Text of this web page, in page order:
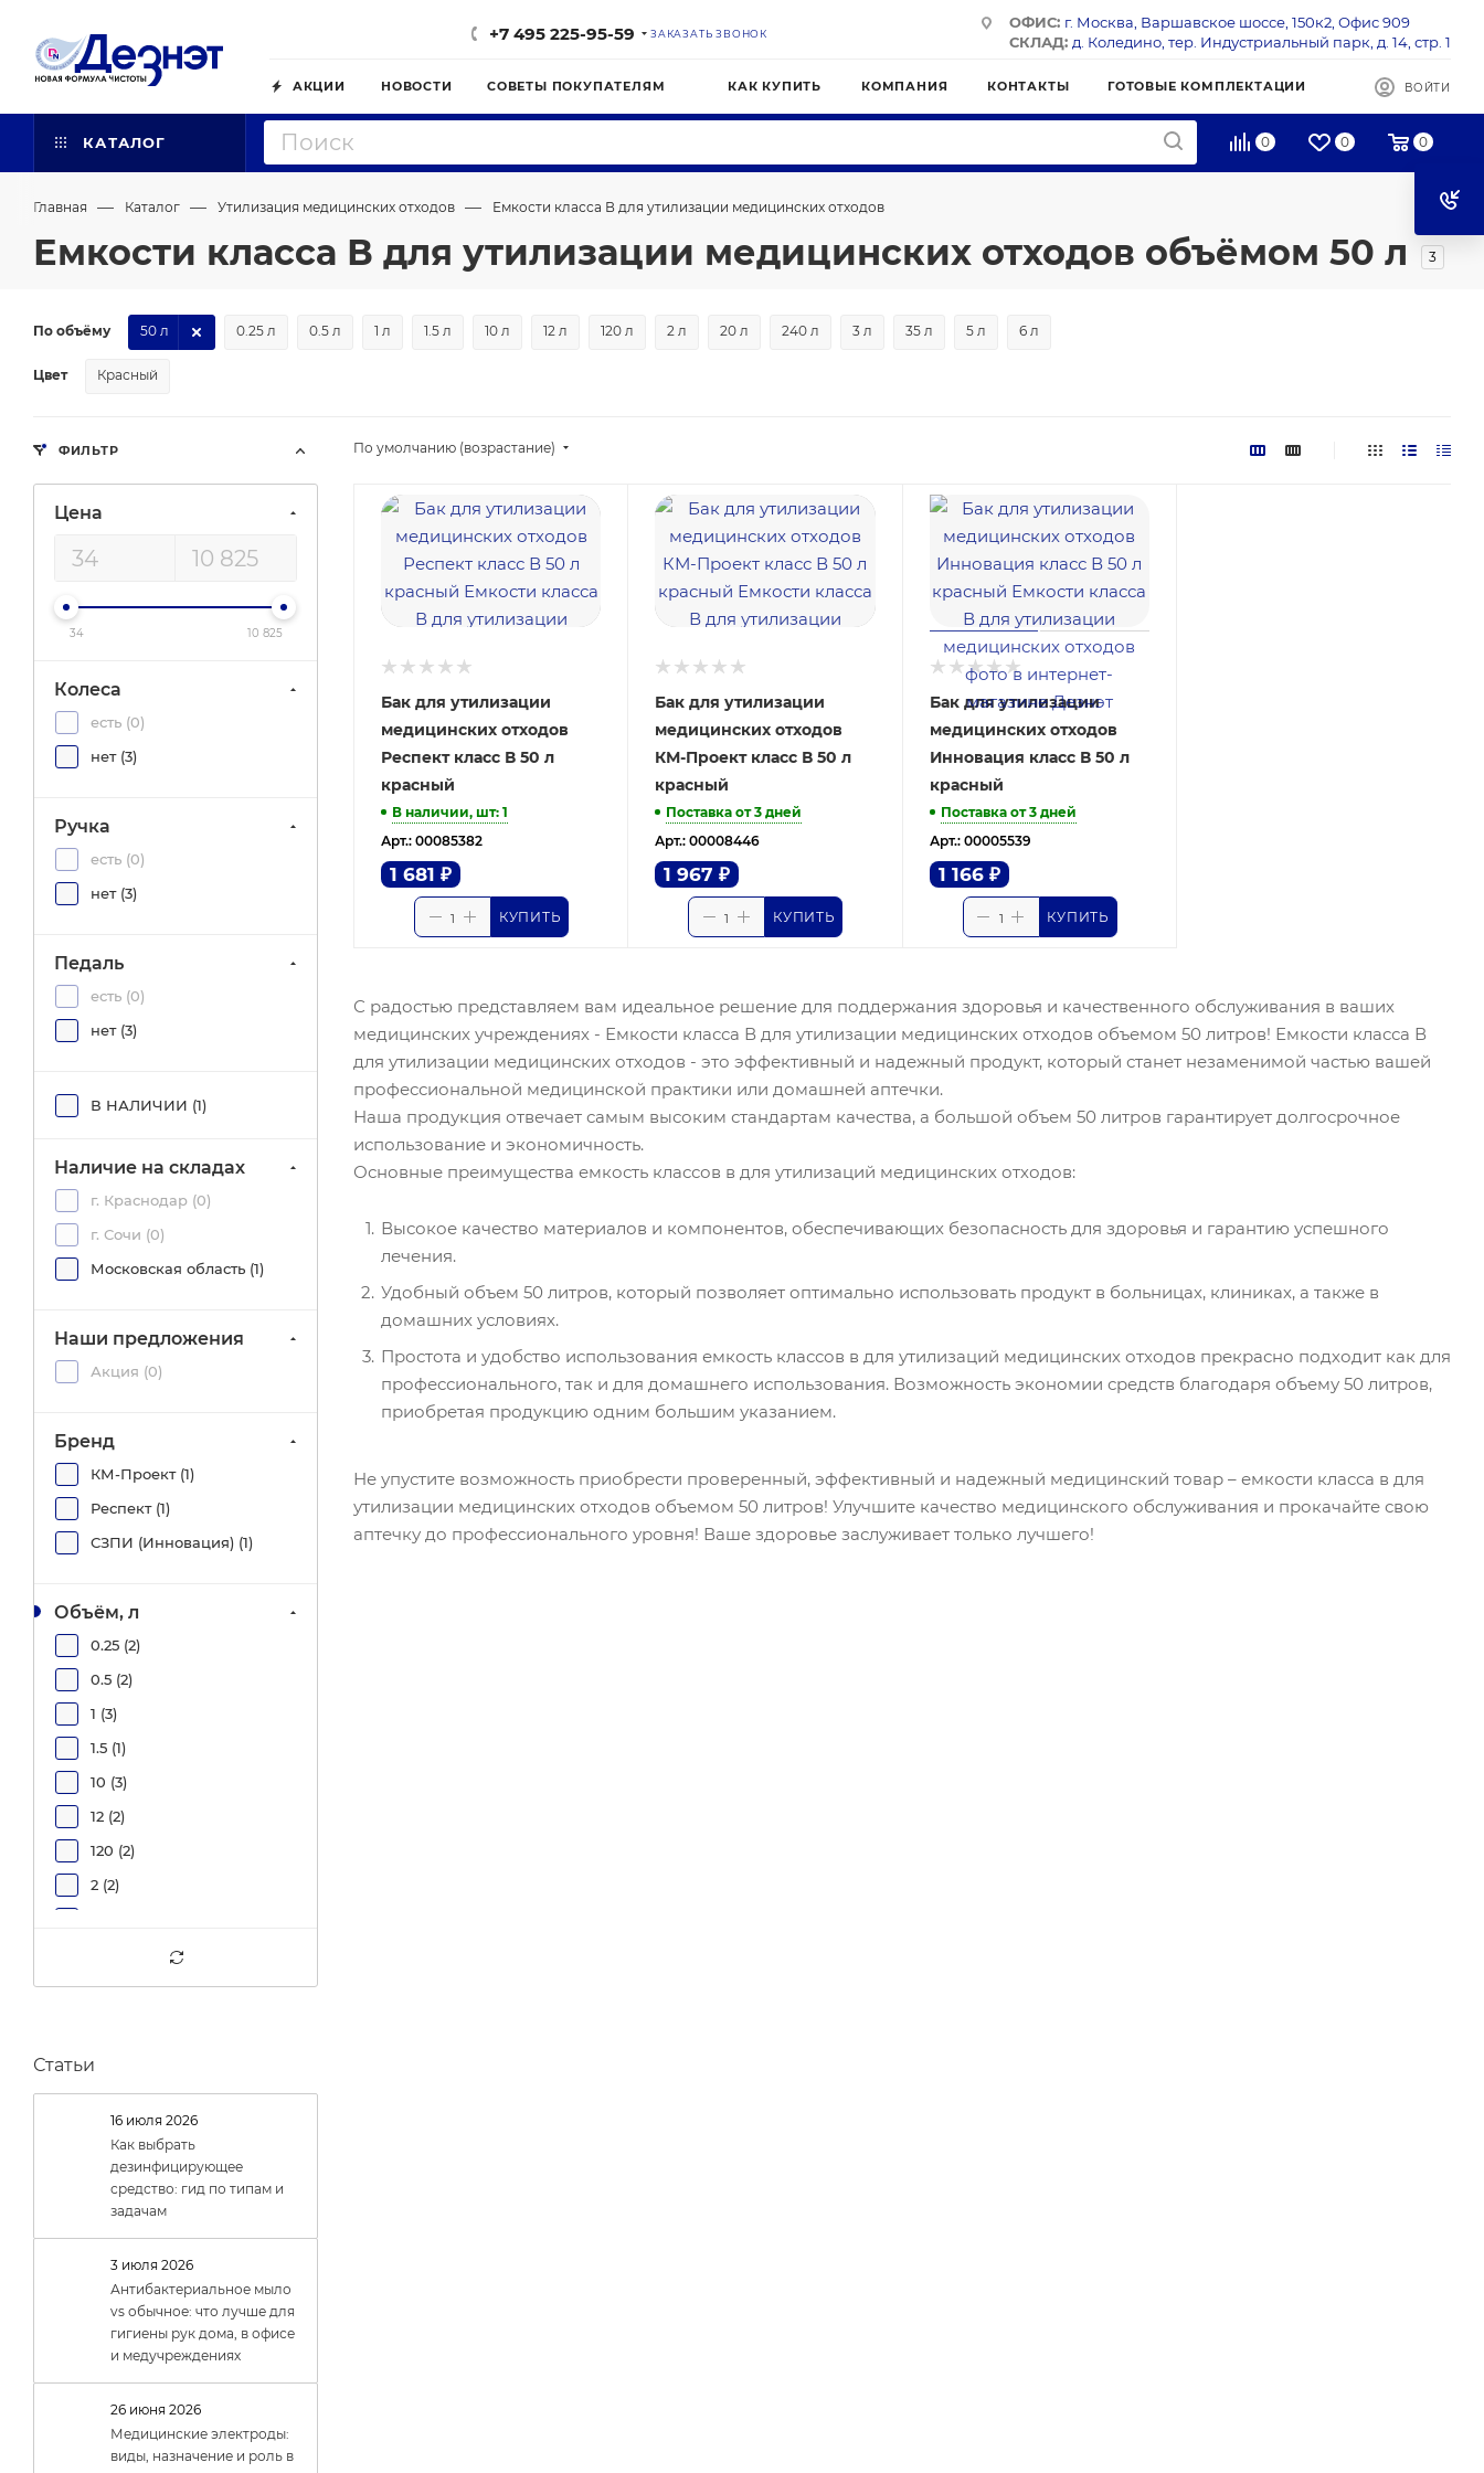
+7 495 225-95-59 ЗАКАЗАТЬ ЗВОНОК
ОФИС: г. Москва, Варшавское шоссе, 150к2, Офис 909
СКЛАД: д. Коледино, тер. Индустриальный парк, д. 14, стр. 1
АКЦИИ НОВОСТИ СОВЕТЫ ПОКУПАТЕЛЯМ КАК КУПИТЬ КОМПАНИЯ КОНТАКТЫ ГОТОВЫЕ КОМПЛЕКТАЦИИ ВОЙТИ
КАТАЛОГ 0 0 0
Главная — Каталог — Утилизация медицинских отходов — Емкости класса В для утилизации медицинских отходов
Емкости класса В для утилизации медицинских отходов объёмом 50 л 3
По объёму 0.25 л 0.5 л 1 л 1.5 л 10 л 12 л 120 л 2 л 20 л 240 л 3 л 35 л 5 л
50 л 6 л
Цвет Красный
По умолчанию (возрастание)
Бак для утилизации
медицинских отходов
Респект класс В 50 л
красный
В наличии, шт: 1
Арт.: 00085382
1 681 ₽
КУПИТЬ
Бак для утилизации
медицинских отходов
КМ-Проект класс В 50 л
красный
Поставка от 3 дней
Арт.: 00008446
1 967 ₽
КУПИТЬ
Бак для утилизации
медицинских отходов
Инновация класс В 50 л
красный
Поставка от 3 дней
Арт.: 00005539
1 166₽
КУПИТЬ
С радостью представляем вам идеальное решение для поддержания здоровья и качественного обслуживания в ваших
медицинских учреждениях - Емкости класса В для утилизации медицинских отходов объемом 50 литров! Емкости класса В
для утилизации медицинских отходов - это эффективный и надежный продукт, который станет незаменимой частью вашей
профессиональной медицинской практики или домашней аптечки.
Наша продукция отвечает самым высоким стандартам качества, а большой объем 50 литров гарантирует долгосрочное
использование и экономичность.
Основные преимущества емкость классов в для утилизаций медицинских отходов:
Высокое качество материалов и компонентов, обеспечивающих безопасность для здоровья и гарантию успешного
лечения.
Удобный объем 50 литров, который позволяет оптимально использовать продукт в больницах, клиниках, а также в
домашних условиях.
Простота и удобство использования емкость классов в для утилизаций медицинских отходов прекрасно подходит как для
профессионального, так и для домашнего использования. Возможность экономии средств благодаря объему 50 литров,
приобретая продукцию одним большим указанием.
Не упустите возможность приобрести проверенный, эффективный и надежный медицинский товар – емкости класса в для
утилизации медицинских отходов объемом 50 литров! Улучшите качество медицинского обслуживания и прокачайте свою
аптечку до профессионального уровня! Ваше здоровье заслуживает только лучшего!
ФИЛЬТР
Цена
34 10 825
Колеса
есть (0)
нет (3)
Ручка
есть (0)
нет (3)
Педаль
есть (0)
нет (3)
В НАЛИЧИИ (1)
Наличие на складах
г. Краснодар (0)
г. Сочи (0)
Московская область (1)
Наши предложения
Акция (0)
Бренд
КМ-Проект (1)
Респект (1)
СЗПИ (Инновация) (1)
Объём, л
0.25 (2)
0.5 (2)
1 (3)
1.5 (1)
10 (3)
12 (2)
120 (2)
2 (2)
3 (4)
50 (3)
5)
Статьи
16 июля 2026
Как выбрать
дезинфицирующее
средство: гид по типам и
задачам
3 июля 2026
Антибактериальное мыло
vs обычное: что лучше для
гигиены рук дома, в офисе
и медучреждениях
26 июня 2026
Медицинские электроды:
виды, назначение и роль в